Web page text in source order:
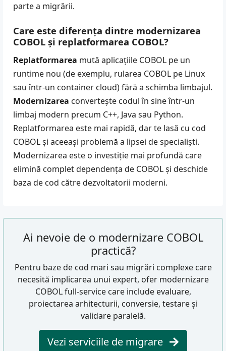
parte a migrării.
Care este diferența dintre modernizarea
COBOL și replatformarea COBOL?
Replatformarea mută aplicațiile COBOL pe un
runtime nou (de exemplu, rularea COBOL pe Linux
sau într-un container cloud) fără a schimba limbajul.
Modernizarea convertește codul în sine într-un
limbaj modern precum C++, Java sau Python.
Replatformarea este mai rapidă, dar te lasă cu cod
COBOL și aceeași problemă a lipsei de specialiști.
Modernizarea este o investiție mai profundă care
elimină complet dependența de COBOL și deschide
baza de cod către dezvoltatorii moderni.
Ai nevoie de o modernizare COBOL
practică?
Pentru baze de cod mari sau migrări complexe care
necesită implicarea unui expert, ofer modernizare
COBOL full-service care include evaluare,
proiectarea arhitecturii, conversie, testare și
validare paralelă.
Vezi serviciile de migrare